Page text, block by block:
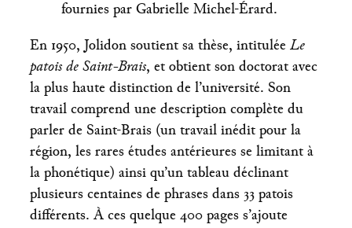
fournies par Gabrielle Michel-Érard.
En 1950, Jolidon soutient sa thèse, intitulée Le
patois de Saint-Brais, et obtient son doctorat avec
la plus haute distinction de l’université. Son
travail comprend une description complète du
parler de Saint-Brais (un travail inédit pour la
région, les rares études antérieures se limitant à
la phonétique) ainsi qu’un tableau déclinant
plusieurs centaines de phrases dans 33 patois
différents. À ces quelque 400 pages s’ajoute